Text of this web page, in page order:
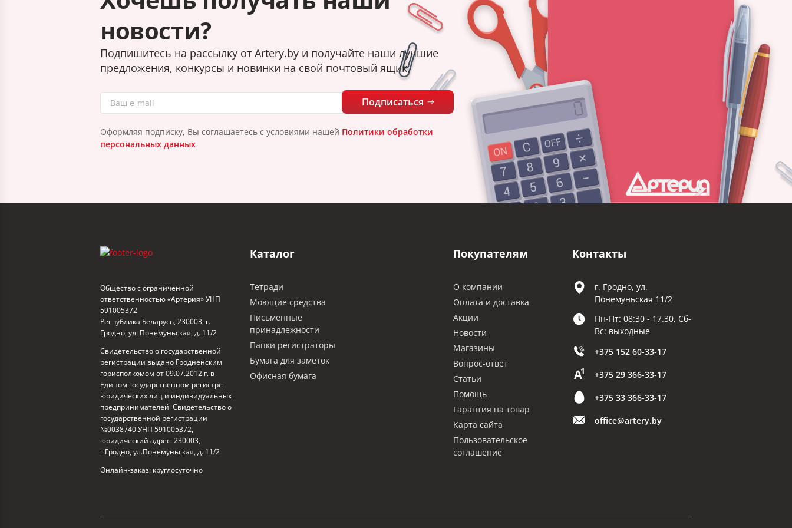
новости?
Подпишитесь на рассылку от Artery.by и получайте наши лучшие
предложения, конкурсы и новинки на свой почтовый ящик.
Подписаться
Оформляя подписку, Вы соглашаетесь с условиями нашей Политики обработки
персональных данных
Общество с ограниченной
ответственностью «Артерия» УНП
591005372
Республика Беларусь, 230003, г.
Гродно, ул. Понемуньская, д. 11/2
Свидетельство о государственной
регистрации выдано Гродненским
горисполкомом от 09.07.2012 г. в
Едином государственном регистре
юридических лиц и индивидуальных
предпринимателей. Свидетельство о
государственной регистрации
№0038740 УНП 591005372,
юридический адрес: 230003,
г.Гродно, ул.Понемуньская, д. 11/2
Онлайн-заказ: круглосуточно
Каталог
Тетради
Моющие средства
Письменные
принадлежности
Папки регистраторы
Бумага для заметок
Офисная бумага
Покупателям
О компании
Оплата и доставка
Акции
Новости
Магазины
Вопрос-ответ
Статьи
Помощь
Гарантия на товар
Карта сайта
Пользовательское
соглашение
Контакты
г. Гродно, ул.
Понемуньская 11/2
Пн-Пт: 08:30 - 17.30, Сб-
Вс: выходные
+375 152 60-33-17
+375 29 366-33-17
+375 33 366-33-17
office@artery.by